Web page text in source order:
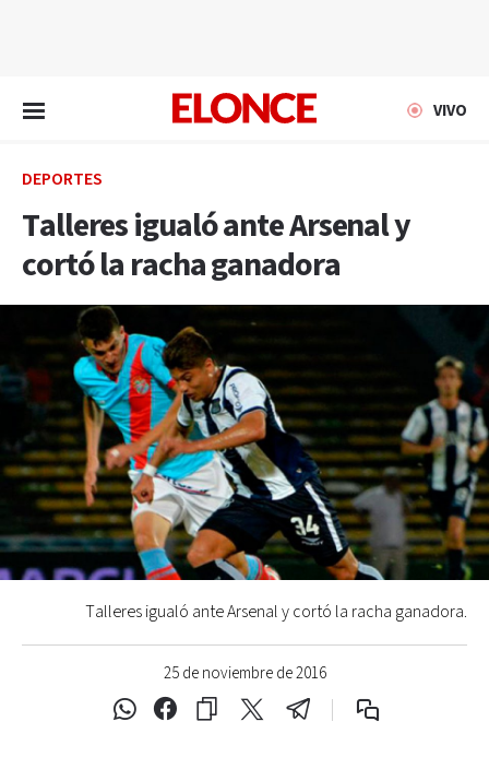
VIVO
DEPORTES
Talleres igualó ante Arsenal y
cortó la racha ganadora
25 de noviembre de 2016
Talleres igualó ante Arsenal y cortó la racha ganadora.